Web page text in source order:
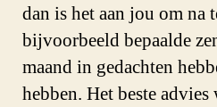
dan is het aan jou om na
bijvoorbeeld bepaalde
maand in gedachten
hebben. Het beste